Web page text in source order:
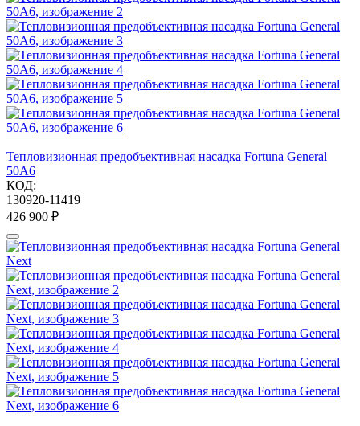
Тепловизионная предобъективная насадка Fortuna General
50A6
КОД:
130920-11419
426 900 ₽